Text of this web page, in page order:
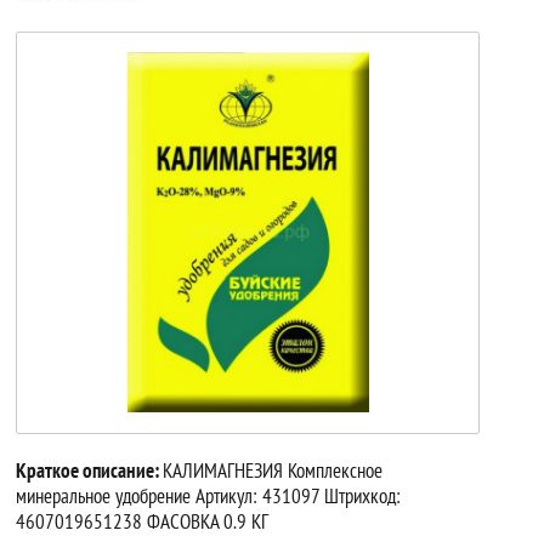
Краткое описание:КАЛИМАГНЕЗИЯ Комплексное
минеральное удобрение Артикул: 431097 Штрихкод:
4607019651238 ФАСОВКА 0.9 КГ